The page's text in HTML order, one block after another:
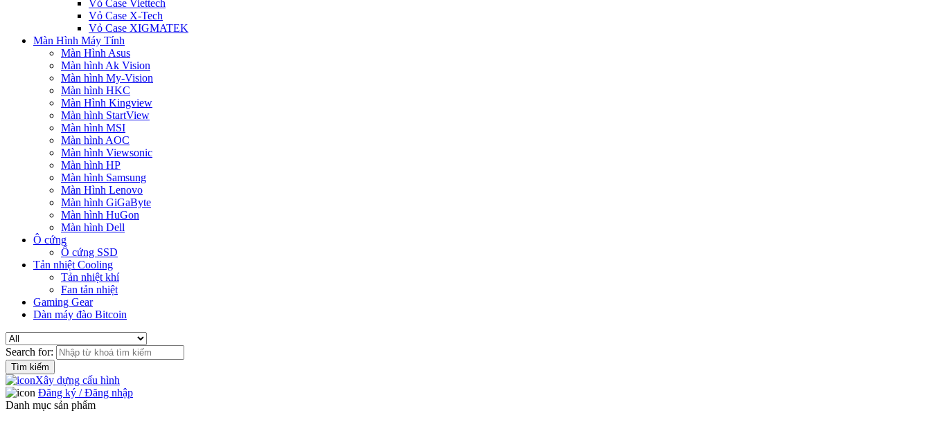
Vỏ Case Viettech
Vỏ Case X-Tech
Vỏ Case XIGMATEK
Màn Hình Máy Tính
Màn Hình Asus
Màn hình Ak Vision
Màn hình My-Vision
Màn hình HKC
Màn Hình Kingview
Màn hình StartView
Màn hình MSI
Màn hình AOC
Màn hình Viewsonic
Màn hình HP
Màn hình Samsung
Màn Hình Lenovo
Màn hình GiGaByte
Màn hình HuGon
Màn hình Dell
Ô cứng
Ổ cứng SSD
Tản nhiệt Cooling
Tản nhiệt khí
Fan tản nhiệt
Gaming Gear
Dàn máy đào Bitcoin
Search for:
Xây dựng cấu hình
Đăng ký / Đăng nhập
Danh mục sản phẩm